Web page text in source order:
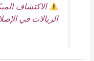
الاكتشاف
الريالات في